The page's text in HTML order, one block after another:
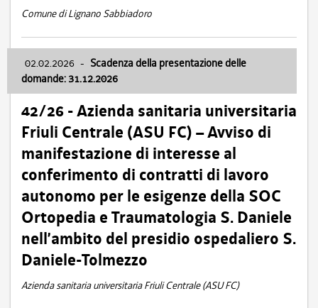
Comune di Lignano Sabbiadoro
02.02.2026 - Scadenza della presentazione delle
domande: 31.12.2026
42/26 - Azienda sanitaria universitaria
Friuli Centrale (ASU FC) – Avviso di
manifestazione di interesse al
conferimento di contratti di lavoro
autonomo per le esigenze della SOC
Ortopedia e Traumatologia S. Daniele
nell’ambito del presidio ospedaliero S.
Daniele-Tolmezzo
Azienda sanitaria universitaria Friuli Centrale (ASU FC)